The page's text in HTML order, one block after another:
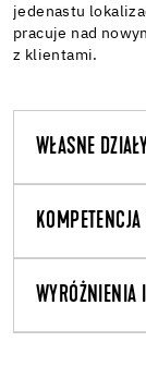
jedenastu
pracuje nad
z klientami.
WŁASNE
WYRÓŻNIENIA